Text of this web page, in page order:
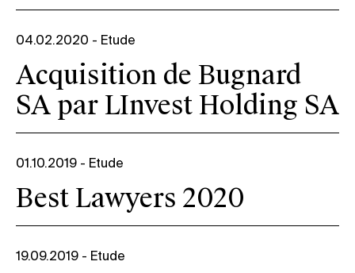
04.02.2020 - Etude
Acquisition de Bugnard
SA par LInvest Holding SA
01.10.2019 - Etude
Best Lawyers 2020
19.09.2019 - Etude